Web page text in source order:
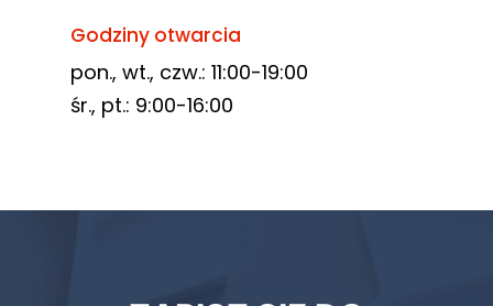
Godziny otwarcia
pon., wt., czw.: 11:00-19:00
śr., pt.: 9:00-16:00